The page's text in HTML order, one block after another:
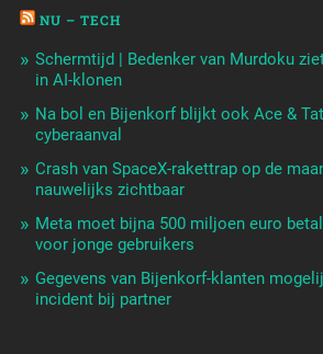
NU – TECH
Schermtijd | Bedenker van Murdoku
in AI-klonen
Na bol en Bijenkorf blijkt ook Ace &
cyberaanval
Crash van SpaceX-rakettrap op de
nauwelijks zichtbaar
Meta moet bijna 500 miljoen euro
voor jonge gebruikers
Gegevens van Bijenkorf-klanten
incident bij partner